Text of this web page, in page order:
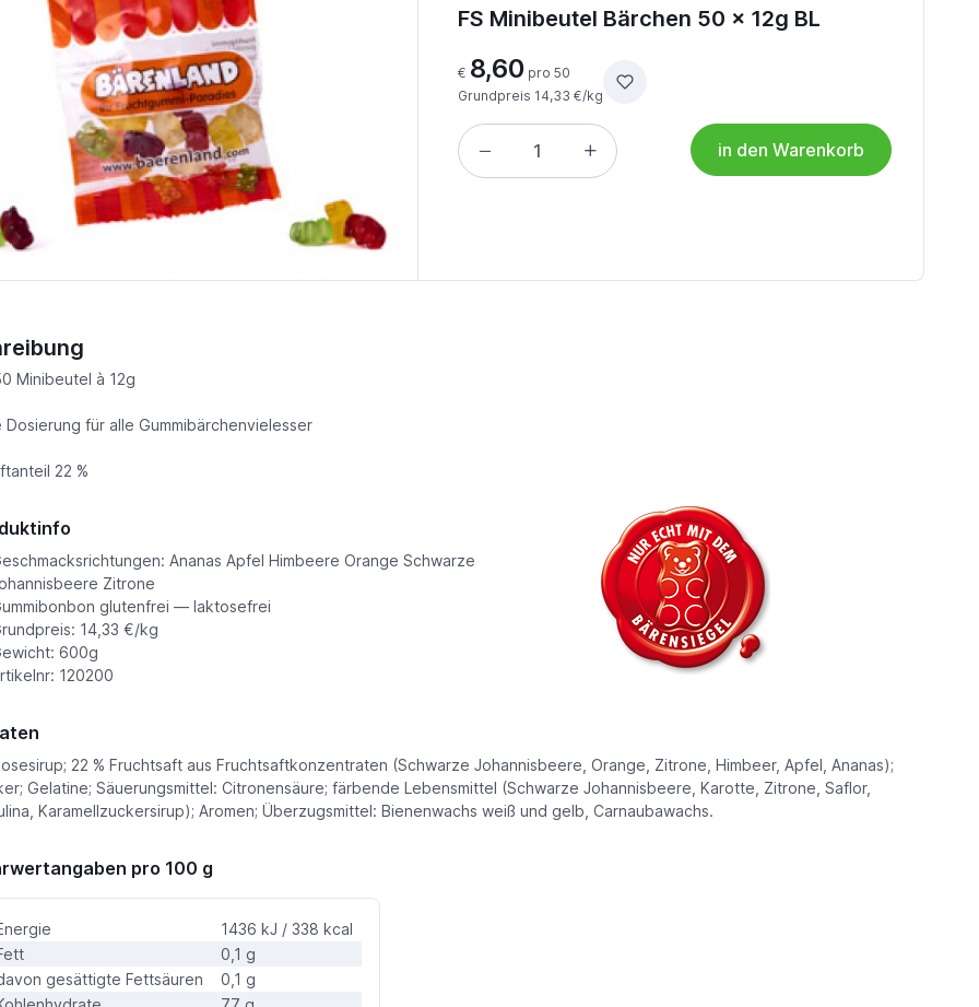
FS Minibeutel Bärchen 50 x 12g BL
€ 8,60pro 50
Grundpreis 14,33 €/kg
in den Warenkorb
Minibeutel à 12g
für alle Gummibärchenvielesser
22 %
Ananas Apfel Himbeere Orange Schwarze
Zitrone
glutenfrei — laktosefrei
14,33 €/kg
600g
120200
22 % Fruchtsaft aus Fruchtsaftkonzentraten (Schwarze Johannisbeere, Orange, Zitrone, Himbeer, Apfel, Ananas);
Gelatine; Säuerungsmittel: Citronensäure; färbende Lebensmittel (Schwarze Johannisbeere, Karotte, Zitrone, Saflor,
Karamellzuckersirup); Aromen; Überzugsmittel: Bienenwachs weiß und gelb, Carnaubawachs.
pro 100 g
1436 kJ / 338 kcal
0,1 g
gesättigte Fettsäuren
0,1 g